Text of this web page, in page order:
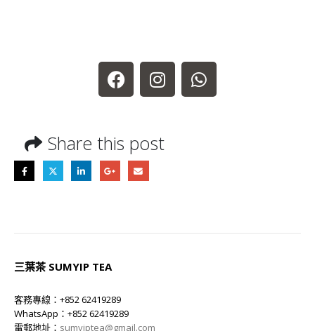
Share this post
三葉茶 SUMYIP TEA
客務專線：+852 62419289
WhatsApp：+852 62419289
電郵地址： sumyiptea@gmail.com